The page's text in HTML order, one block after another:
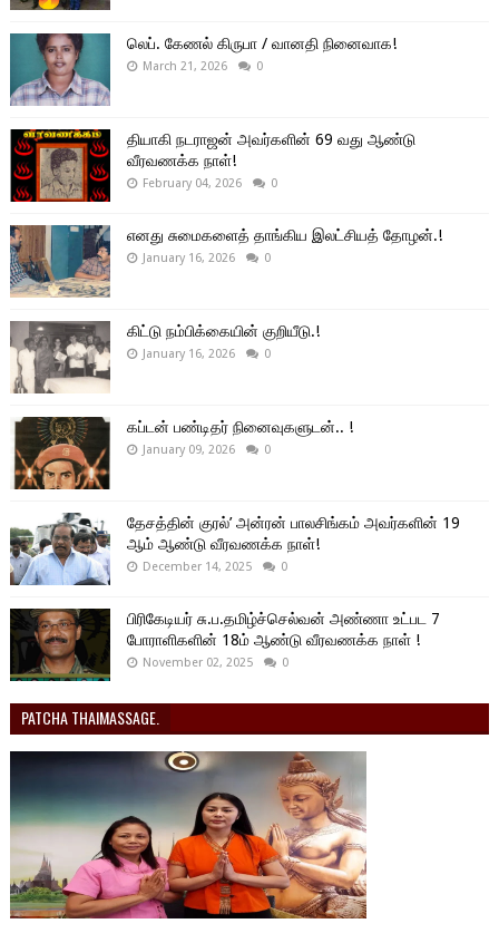
லெப். கேணல் கிருபா / வானதி நினைவாக!
March 21, 2026 0
தியாகி நடராஜன் அவர்களின் 69 வது ஆண்டு
வீரவணக்க நாள்!
February 04, 2026 0
எனது சுமைகளைத் தாங்கிய இலட்சியத் தோழன்.!
January 16, 2026 0
கிட்டு நம்பிக்கையின் குறியீடு.!
January 16, 2026 0
கப்டன் பண்டிதர் நினைவுகளுடன்.. !
January 09, 2026 0
தேசத்தின் குரல்’ அன்ரன் பாலசிங்கம் அவர்களின் 19
ஆம் ஆண்டு வீரவணக்க நாள்!
December 14, 2025 0
பிரிகேடியர் சு.ப.தமிழ்ச்செல்வன் அண்ணா உட்பட 7
போராளிகளின் 18ம் ஆண்டு வீரவணக்க நாள் !
November 02, 2025 0
PATCHA THAIMASSAGE.